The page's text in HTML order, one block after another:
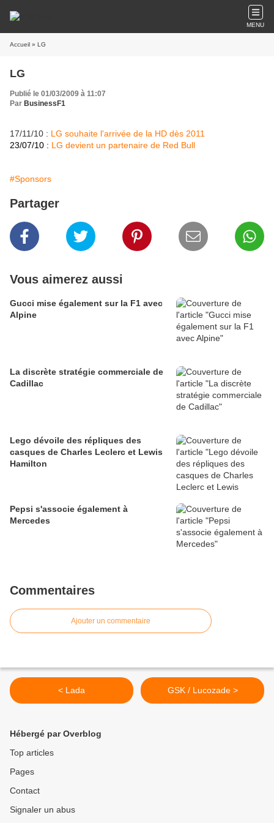
MENU
Accueil » LG
LG
Publié le 01/03/2009 à 11:07
Par BusinessF1
17/11/10 : LG souhaite l'arrivée de la HD dès 2011
23/07/10 : LG devient un partenaire de Red Bull
#Sponsors
Partager
Vous aimerez aussi
Gucci mise également sur la F1 avec
Alpine
La discrète stratégie commerciale de
Cadillac
Lego dévoile des répliques des
casques de Charles Leclerc et Lewis
Hamilton
Pepsi s'associe également à
Mercedes
Commentaires
Ajouter un commentaire
< Lada GSK / Lucozade >
Hébergé par Overblog
Top articles
Pages
Contact
Signaler un abus